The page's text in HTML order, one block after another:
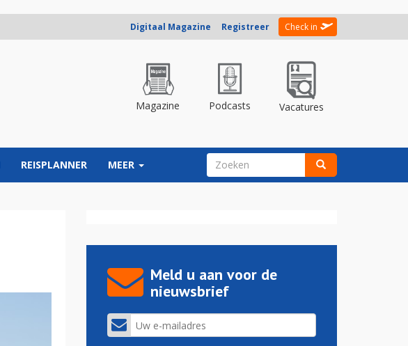
Digitaal Magazine Registreer Check in
Magazine Podcasts Vacatures
REISPLANNER MEER ZOEKVELD
Meld u aan voor de
nieuwsbrief